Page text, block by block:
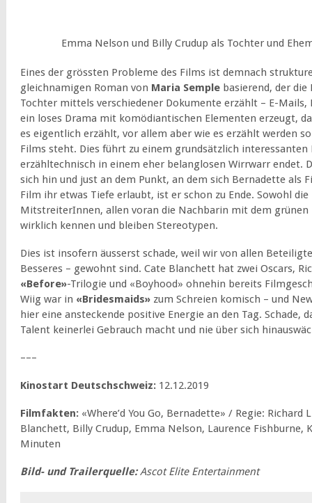
Emma Nelson und Billy Crudup als Tochter und
Eines der grössten Probleme des Films ist demnach
gleichnamigen Roman von Maria Semple basierend, der die
Tochter mittels verschiedener Dokumente erzählt – E-
ein loses Drama mit komödiantischen Elementen erzeugt,
es eigentlich erzählt, vor allem aber wie es erzählt werden
Films steht. Dies führt zu einem grundsätzlich interessanten
erzähltechnisch in einem eher belanglosen Wirrwarr endet.
sich hin und just an dem Punkt, an dem sich Bernadette als
Film ihr etwas Tiefe erlaubt, ist er schon zu Ende. Sowohl
MitstreiterInnen, allen voran die Nachbarin mit dem grünen
wirklich kennen und bleiben Stereotypen.
Dies ist insofern äusserst schade, weil wir von allen
Besseres – gewohnt sind. Cate Blanchett hat zwei Oscars,
«Before»-Trilogie und «Boyhood» ohnehin bereits
Wiig war in «Bridesmaids» zum Schreien komisch – und
hier eine ansteckende positive Energie an den Tag. Schade,
Talent keinerlei Gebrauch macht und nie über sich
–––
Kinostart Deutschschweiz: 12.12.2019
Filmfakten: «Where’d You Go, Bernadette» / Regie:
Blanchett, Billy Crudup, Emma Nelson, Laurence Fishburne,
Minuten
Bild- und Trailerquelle:Ascot Elite Entertainment